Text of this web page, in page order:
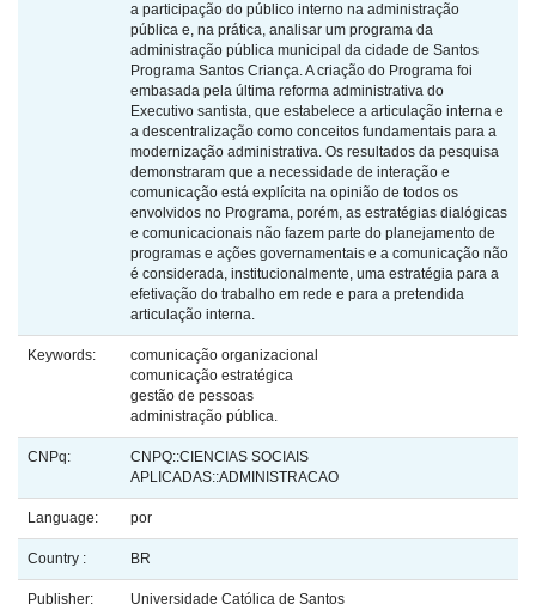
a participação do público interno na administração
pública e, na prática, analisar um programa da
administração pública municipal da cidade de Santos
Programa Santos Criança. A criação do Programa foi
embasada pela última reforma administrativa do
Executivo santista, que estabelece a articulação interna e
a descentralização como conceitos fundamentais para a
modernização administrativa. Os resultados da pesquisa
demonstraram que a necessidade de interação e
comunicação está explícita na opinião de todos os
envolvidos no Programa, porém, as estratégias dialógicas
e comunicacionais não fazem parte do planejamento de
programas e ações governamentais e a comunicação não
é considerada, institucionalmente, uma estratégia para a
efetivação do trabalho em rede e para a pretendida
articulação interna.
Keywords:
comunicação organizacional
comunicação estratégica
gestão de pessoas
administração pública.
CNPq:
CNPQ::CIENCIAS SOCIAIS
APLICADAS::ADMINISTRACAO
Language: por
Country : BR
Publisher: Universidade Católica de Santos